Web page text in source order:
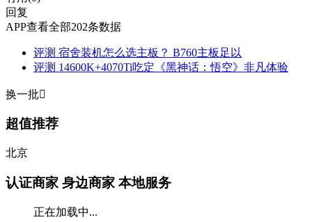
回复
APP查看全部202条数据
评测 宿舍装机怎么选主板？ B760主板足以
评测 14600K+4070Ti吃定《黑神话：悟空》非凡体验
换一批
超值推荐
北京
认证商家 身边商家 本地服务
正在加载中...